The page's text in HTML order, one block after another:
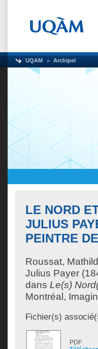
UQAM Archipel
LE NORD
JULIUS
PEINTRE
Roussat,
Julius Payer
dans Le(s)
Montréal,
Fichier(s)
PDF